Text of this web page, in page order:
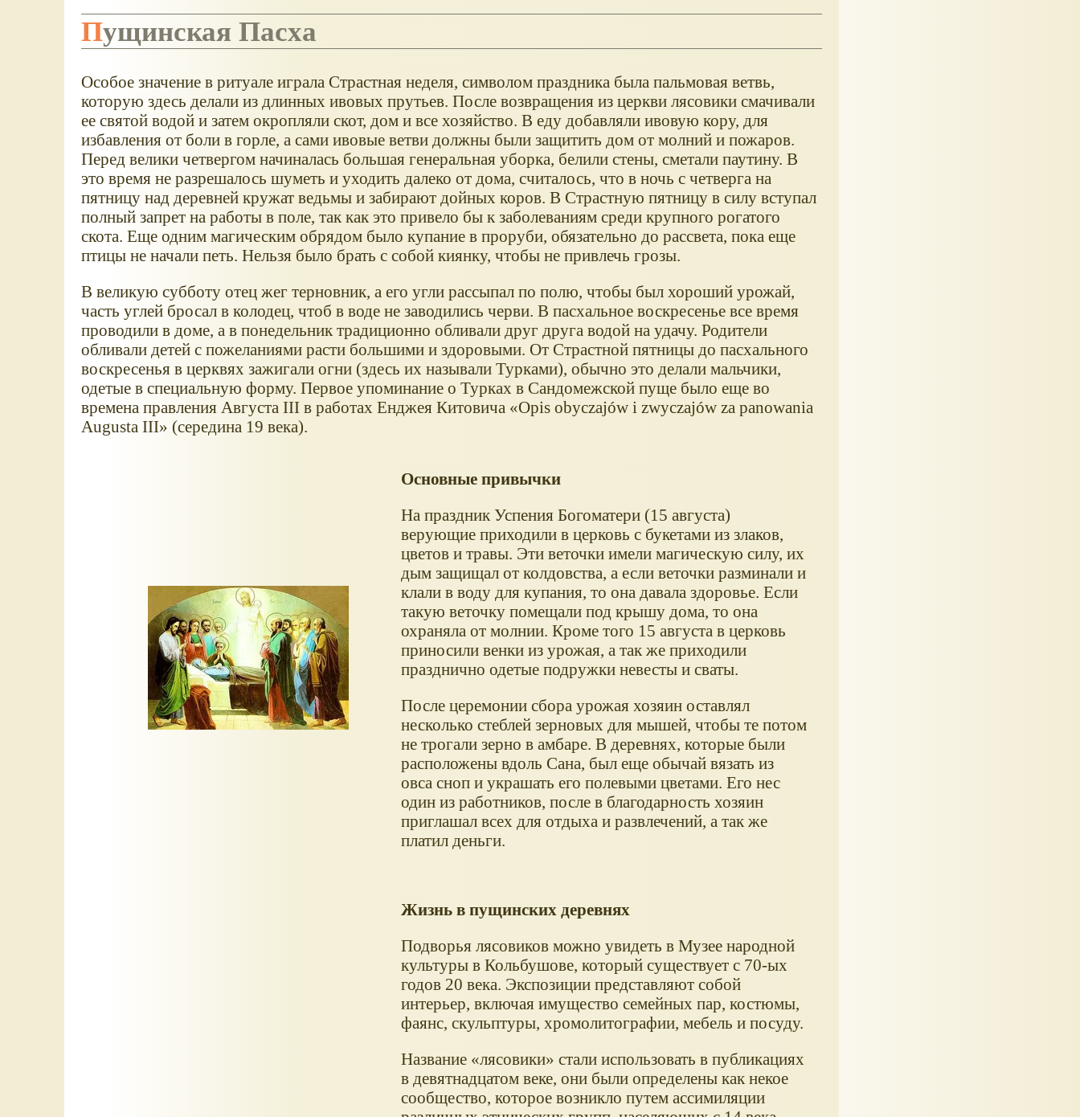
Пущинская Пасха
Особое значение в ритуале играла Страстная неделя, символом праздника была пальмовая ветвь,
которую здесь делали из длинных ивовых прутьев. После возвращения из церкви лясовики смачивали
ее святой водой и затем окропляли скот, дом и все хозяйство. В еду добавляли ивовую кору, для
избавления от боли в горле, а сами ивовые ветви должны были защитить дом от молний и пожаров.
Перед велики четвергом начиналась большая генеральная уборка, белили стены, сметали паутину. В
это время не разрешалось шуметь и уходить далеко от дома, считалось, что в ночь с четверга на
пятницу над деревней кружат ведьмы и забирают дойных коров. В Страстную пятницу в силу вступал
полный запрет на работы в поле, так как это привело бы к заболеваниям среди крупного рогатого
скота. Еще одним магическим обрядом было купание в проруби, обязательно до рассвета, пока еще
птицы не начали петь. Нельзя было брать с собой киянку, чтобы не привлечь грозы.
В великую субботу отец жег терновник, а его угли рассыпал по полю, чтобы был хороший урожай,
часть углей бросал в колодец, чтоб в воде не заводились черви. В пасхальное воскресенье все время
проводили в доме, а в понедельник традиционно обливали друг друга водой на удачу. Родители
обливали детей с пожеланиями расти большими и здоровыми. От Страстной пятницы до пасхального
воскресенья в церквях зажигали огни (здесь их называли Турками), обычно это делали мальчики,
одетые в специальную форму. Первое упоминание о Турках в Сандомежской пуще было еще во
времена правления Августа III в работах Енджея Китовича
Opis obyczajów i zwyczajów za panowania
Augusta III
(середина 19 века).
Основные привычки
На праздник Успения Богоматери (15 августа)
верующие приходили в церковь с букетами из злаков,
цветов и травы. Эти веточки имели магическую силу, их
дым защищал от колдовства, а если веточки разминали и
клали в воду для купания, то она давала здоровье. Если
такую веточку помещали под крышу дома, то она
охраняла от молнии. Кроме того 15 августа в церковь
приносили венки из урожая, а так же приходили
празднично одетые подружки невесты и сваты.
После церемонии сбора урожая хозяин оставлял
несколько стеблей зерновых для мышей, чтобы те потом
не трогали зерно в амбаре. В деревнях, которые были
расположены вдоль Сана, был еще обычай вязать из
овса сноп и украшать его полевыми цветами. Его нес
один из работников, после в благодарность хозяин
приглашал всех для отдыха и развлечений, а так же
платил деньги.
Жизнь в пущинских деревнях
Подворья лясовиков можно увидеть в Музее народной
культуры в Кольбушове, который существует с 70-ых
годов 20 века. Экспозиции представляют собой
интерьер, включая имущество семейных пар, костюмы,
фаянс, скульптуры, хромолитографии, мебель и посуду.
Название «лясовики» стали использовать в публикациях
в девятнадцатом веке, они были определены как некое
сообщество, которое возникло путем ассимиляции